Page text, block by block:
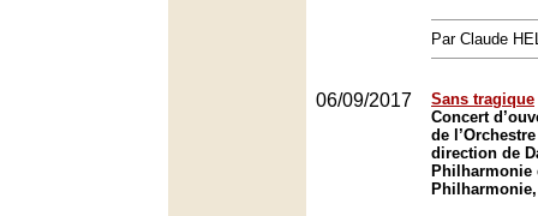
Par Claude
06/09/2017
Sans tragique
Concert
de
direction de
Philharmonie